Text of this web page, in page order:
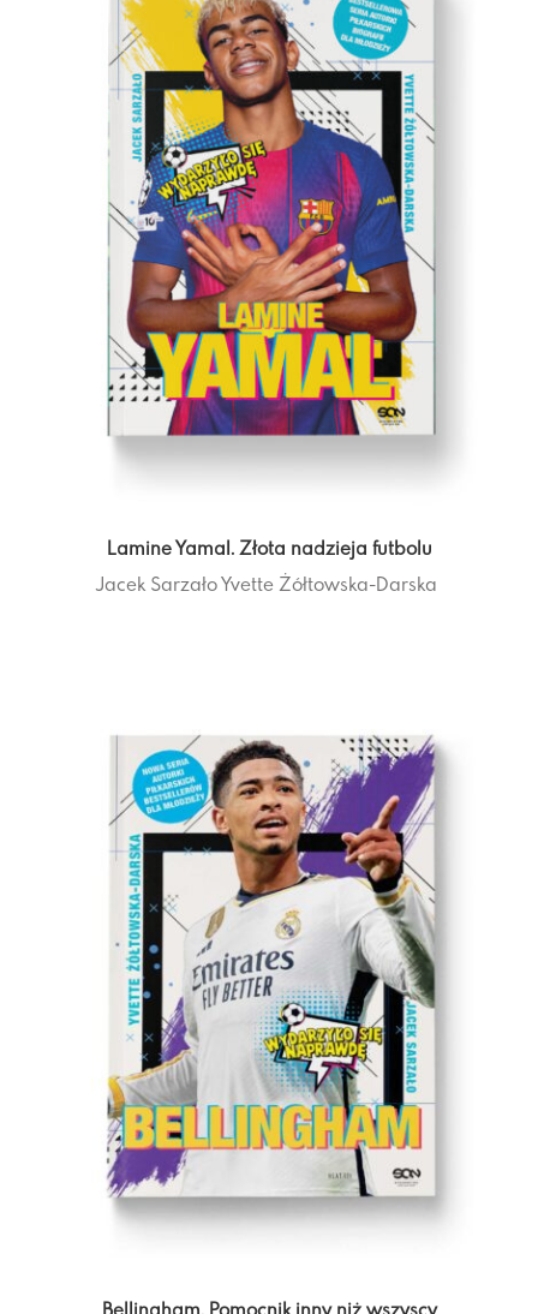
Lamine Yamal. Złota nadzieja futbolu
Jacek SarzałoYvette Żółtowska-Darska